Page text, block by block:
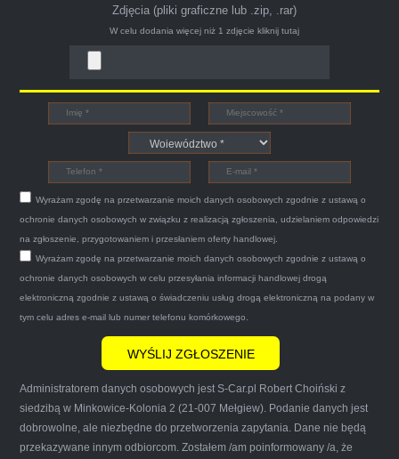
Witam,ja jestem bardzo zadowolona z usługi S-
Car.pl sprzedałam swoją wysłużoną corsinę
tego samego dnia miły grzeczny pan przyjechał
po trzech godzinach autolawetą sprawnie
zapakował auto wypisał dokumenty i wypłacił
gotówkę.Zdecydowanie mogę polecić tą firmę
mnie do skorzystania z ich usług przekonało to
że są na FACEBOOKU i każdy tam może
wyrazić opinię na ich temat.
Zdjęcia (pliki graficzne lub .zip, .rar)
W celu dodania więcej niż 1 zdjęcie kliknij tutaj
Wyrażam zgodę na przetwarzanie moich danych osobowych zgodnie z ustawą o
ochronie danych osobowych w związku z realizacją zgłoszenia, udzielaniem odpowiedzi
na zgłoszenie, przygotowaniem i przesłaniem oferty handlowej.
Wyrażam zgodę na przetwarzanie moich danych osobowych zgodnie z ustawą o
ochronie danych osobowych w celu przesyłania informacji handlowej drogą
elektroniczną zgodnie z ustawą o świadczeniu usług drogą elektroniczną na podany w
tym celu adres e-mail lub numer telefonu komórkowego.
Administratorem danych osobowych jest S-Car.pl Robert Choiński z
siedzibą w Minkowice-Kolonia 2 (21-007 Mełgiew). Podanie danych jest
dobrowolne, ale niezbędne do przetworzenia zapytania. Dane nie będą
przekazywane innym odbiorcom. Zostałem /am poinformowany /a, że